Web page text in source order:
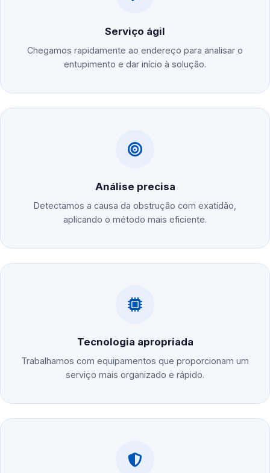
Serviço ágil
Chegamos rapidamente ao endereço para analisar o
entupimento e dar início à solução.
Análise precisa
Detectamos a causa da obstrução com exatidão,
aplicando o método mais eficiente.
Tecnologia apropriada
Trabalhamos com equipamentos que proporcionam um
serviço mais organizado e rápido.